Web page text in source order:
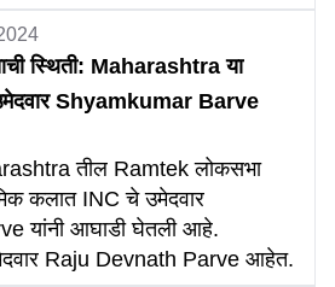
स्थिती: Maharashtra या
Shyamkumar Barve
तील Ramtek लोकसभा
कलात INC चे उमेदवार
यांनी आघाडी घेतली आहे.
Raju Devnath Parve आहेत.